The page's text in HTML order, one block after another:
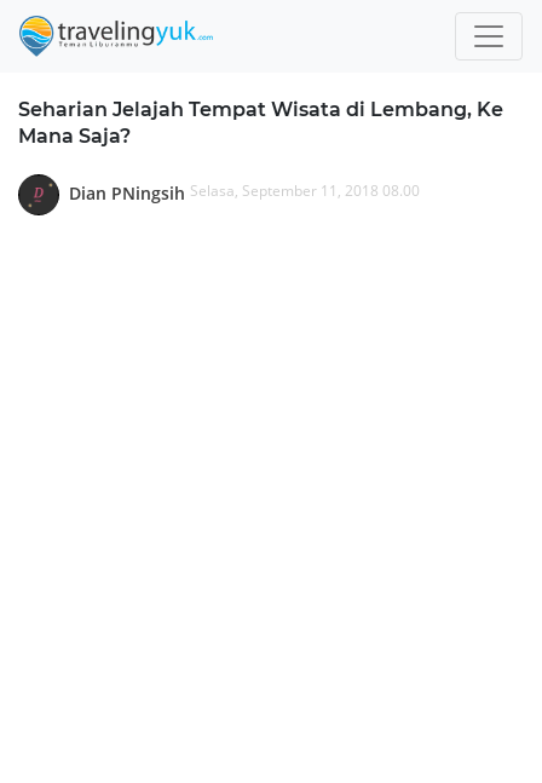
Seharian Jelajah Tempat Wisata di Lembang, Ke
Mana Saja?
Dian PNingsih Selasa, September 11, 2018 08.00